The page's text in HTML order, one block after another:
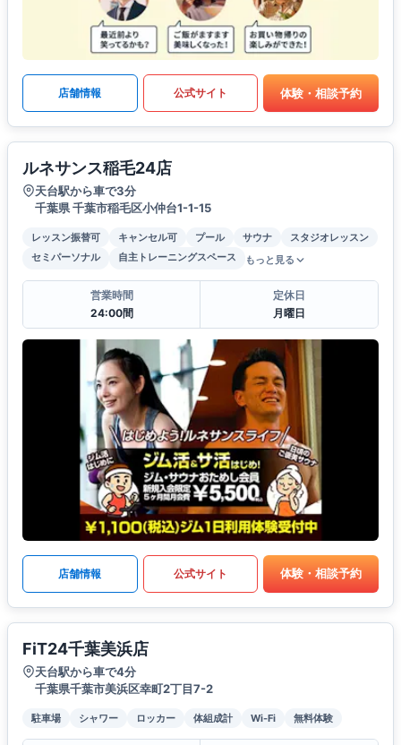
店舗情報 公式サイト 体験・相談予約
ルネサンス稲毛24店
天台駅から車で3分
千葉県 千葉市稲毛区小仲台1-1-15
レッスン振替可 キャンセル可 プール サウナ
スタジオレッスン
セミパーソナル
自主トレーニングスペース もっと見る
営業時間
24:00間
定休日
月曜日
店舗情報 公式サイト 体験・相談予約
FiT24千葉美浜店
天台駅から車で4分
千葉県千葉市美浜区幸町2丁目7-2
駐車場 シャワー ロッカー 体組成計 Wi-Fi 無料体験